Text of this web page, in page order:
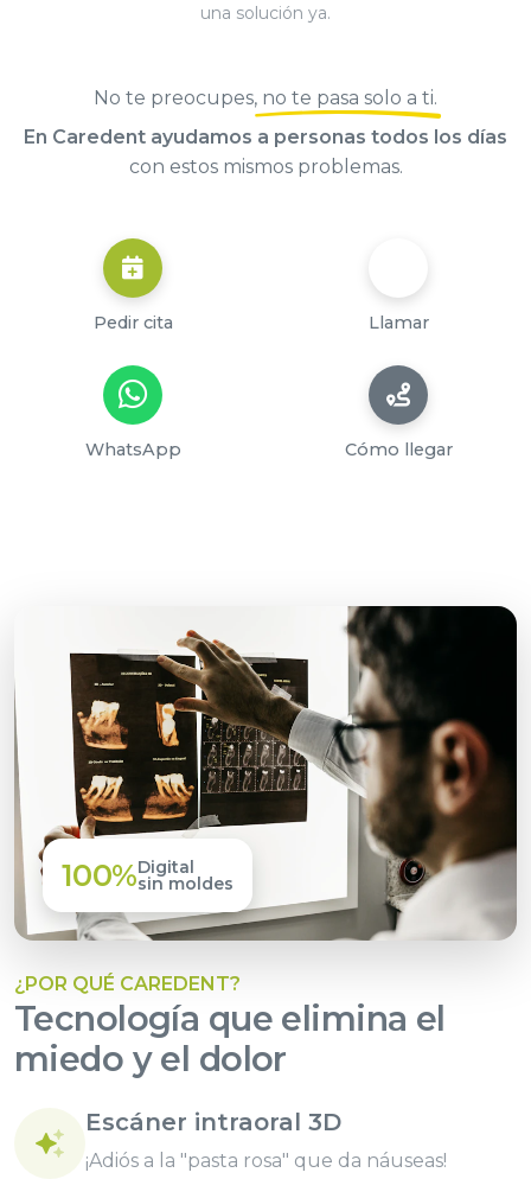
una solución ya.
No te preocupes, no te pasa solo a ti.
En Caredent ayudamos a personas todos los días
con estos mismos problemas.
Pedir cita Llamar
WhatsApp Cómo llegar
100%Digital
sin moldes
¿POR QUÉ CAREDENT?
Tecnología que elimina el
miedo y el dolor
Escáner intraoral 3D
¡Adiós a la "pasta rosa" que da náuseas!